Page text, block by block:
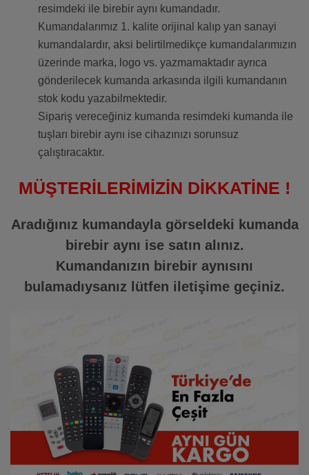
resimdeki ile birebir aynı kumandadır.
Kumandalarımız 1. kalite orijinal kalıp yan sanayi
kumandalardır, aksi belirtilmedikçe kumandalarımızın
üzerinde marka, logo vs. yazmamaktadır ayrıca
gönderilecek kumanda arkasında ilgili kumandanın
stok kodu yazabilmektedir.
Sipariş vereceğiniz kumanda resimdeki kumanda ile
tuşları birebir aynı ise cihazınızı sorunsuz
çalıştıracaktır.
MÜŞTERİLERİMİZİN DİKKATİNE !
Aradığınız kumandayla görseldeki kumanda
birebir aynı ise satın alınız.
Kumandanızın birebir aynısını
bulamadıysanız lütfen iletişime geçiniz.